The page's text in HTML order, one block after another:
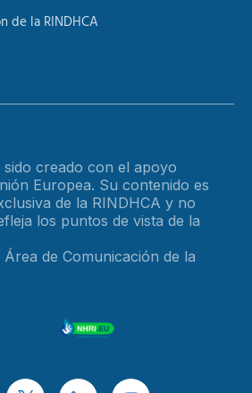
de la RINDHCA
sido creado con el apoyo
Europea. Su contenido es
de la RINDHCA y no
los puntos de vista de la
de Comunicación de la